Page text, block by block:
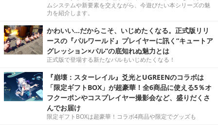
ムシステムや新要素を交えながら、今遊びたい本シリーズの魅
力を紹介します。
かわいい…だからこそ、いじめたくなる。正式版リリ
ースの『パルワールド』プレイヤーに訊く“キュートア
グレッション×パル”の底知れぬ魅力とは
正式版で登場する新たなパルもいじめたくなる！
『崩壊：スターレイル』爻光とUGREENのコラボは
「限定ギフトBOX」が超豪華！全6商品に使える5％オ
フクーポンやコスプレイヤー撮影会など、盛りだくさ
んでお届け
限定ギフトBOXは超豪華！コラボ4商品や限定でグッズも